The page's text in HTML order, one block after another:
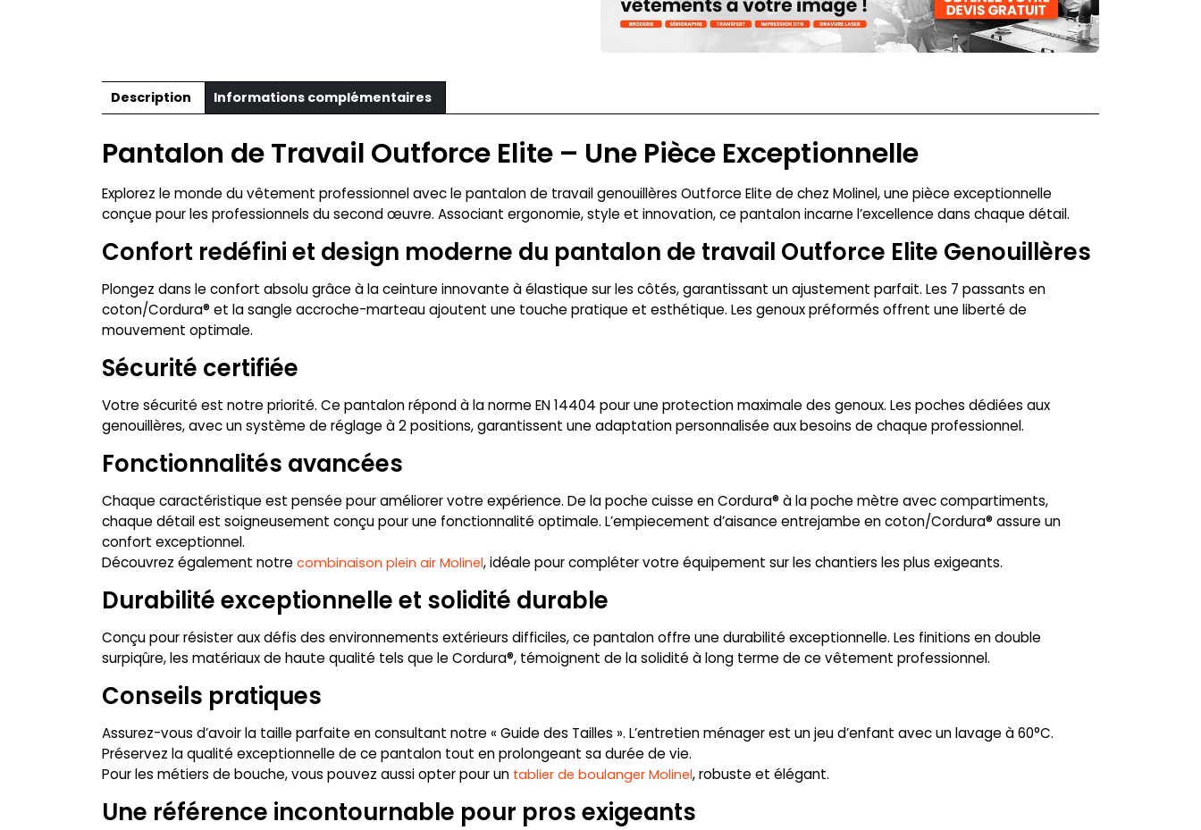
Description Informations complémentaires
Pantalon de Travail Outforce Elite – Une Pièce Exceptionnelle
Explorez le monde du vêtement professionnel avec le pantalon de travail genouillères Outforce Elite de chez Molinel, une pièce exceptionnelle
conçue pour les professionnels du second œuvre. Associant ergonomie, style et innovation, ce pantalon incarne l’excellence dans chaque détail.
Confort redéfini et design moderne du pantalon de travail Outforce Elite Genouillères
Plongez dans le confort absolu grâce à la ceinture innovante à élastique sur les côtés, garantissant un ajustement parfait. Les 7 passants en
coton/Cordura® et la sangle accroche-marteau ajoutent une touche pratique et esthétique. Les genoux préformés offrent une liberté de
mouvement optimale.
Sécurité certifiée
Votre sécurité est notre priorité. Ce pantalon répond à la norme EN 14404 pour une protection maximale des genoux. Les poches dédiées aux
genouillères, avec un système de réglage à 2 positions, garantissent une adaptation personnalisée aux besoins de chaque professionnel.
Fonctionnalités avancées
Chaque caractéristique est pensée pour améliorer votre expérience. De la poche cuisse en Cordura® à la poche mètre avec compartiments,
chaque détail est soigneusement conçu pour une fonctionnalité optimale. L’empiecement d’aisance entrejambe en coton/Cordura® assure un
confort exceptionnel.
Découvrez également notre combinaison plein air Molinel, idéale pour compléter votre équipement sur les chantiers les plus exigeants.
Durabilité exceptionnelle et solidité durable
Conçu pour résister aux défis des environnements extérieurs difficiles, ce pantalon offre une durabilité exceptionnelle. Les finitions en double
surpiqûre, les matériaux de haute qualité tels que le Cordura®, témoignent de la solidité à long terme de ce vêtement professionnel.
Conseils pratiques
Assurez-vous d’avoir la taille parfaite en consultant notre « Guide des Tailles ». L’entretien ménager est un jeu d’enfant avec un lavage à 60°C.
Préservez la qualité exceptionnelle de ce pantalon tout en prolongeant sa durée de vie.
Pour les métiers de bouche, vous pouvez aussi opter pour un tablier de boulanger Molinel, robuste et élégant.
Une référence incontournable pour pros exigeants